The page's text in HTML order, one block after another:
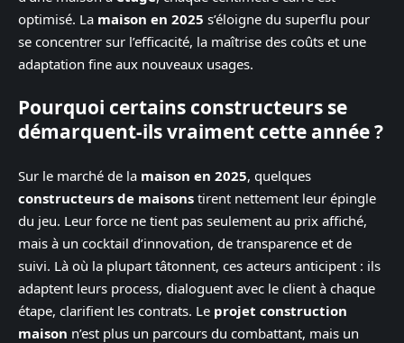
optimisé. La maison en 2025 s’éloigne du superflu pour
se concentrer sur l’efficacité, la maîtrise des coûts et une
adaptation fine aux nouveaux usages.
Pourquoi certains constructeurs se
démarquent-ils vraiment cette année ?
Sur le marché de la maison en 2025, quelques
constructeurs de maisons tirent nettement leur épingle
du jeu. Leur force ne tient pas seulement au prix affiché,
mais à un cocktail d’innovation, de transparence et de
suivi. Là où la plupart tâtonnent, ces acteurs anticipent : ils
adaptent leurs process, dialoguent avec le client à chaque
étape, clarifient les contrats. Le projet construction
maison n’est plus un parcours du combattant, mais un